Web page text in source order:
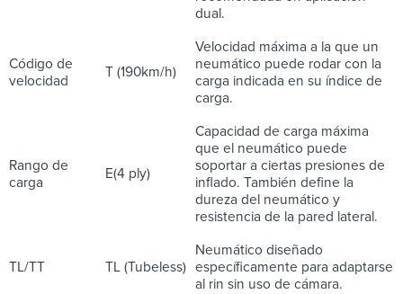
dual.
Código de
velocidad
T (190km/h)
Velocidad máxima a la que un
neumático puede rodar con la
carga indicada en su índice de
carga.
Rango de
carga
E(4 ply)
Capacidad de carga máxima
que el neumático puede
soportar a ciertas presiones de
inflado. También define la
dureza del neumático y
resistencia de la pared lateral.
TL/TT TL (Tubeless)
Neumático diseñado
específicamente para adaptarse
al rin sin uso de cámara.